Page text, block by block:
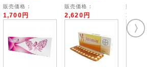
と同時に、運動や食事に気を配り、便秘の解
。
れない場合は、服用を停止して、医師と相談
を必要とする【要指示薬】です。本剤の説明
のであり、使用方法等が日本の医療従事者の
販売価格：
1,700円
販売価格：
2,620円 3,550